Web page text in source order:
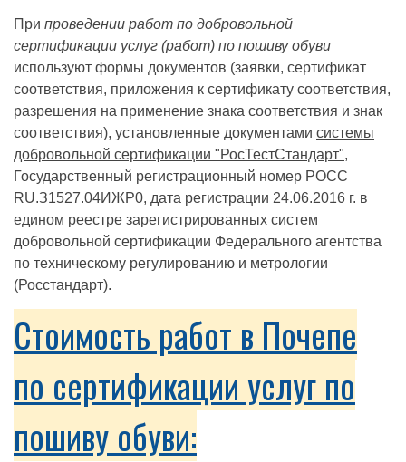
При проведении работ по добровольной
сертификации услуг (работ) по пошиву обуви
используют формы документов (заявки, сертификат
соответствия, приложения к сертификату соответствия,
разрешения на применение знака соответствия и знак
соответствия), установленные документами системы
добровольной сертификации "РосТестСтандарт",
Государственный регистрационный номер РОСС
RU.З1527.04ИЖР0, дата регистрации 24.06.2016 г. в
едином реестре зарегистрированных систем
добровольной сертификации Федерального агентства
по техническому регулированию и метрологии
(Росстандарт).
Стоимость работ в Почепе
по сертификации услуг по
пошиву обуви: